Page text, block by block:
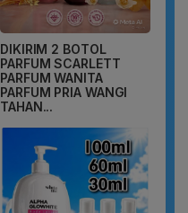
DIKIRIM 2 BOTOL
PARFUM SCARLETT
PARFUM WANITA
PARFUM PRIA WANGI
TAHAN...